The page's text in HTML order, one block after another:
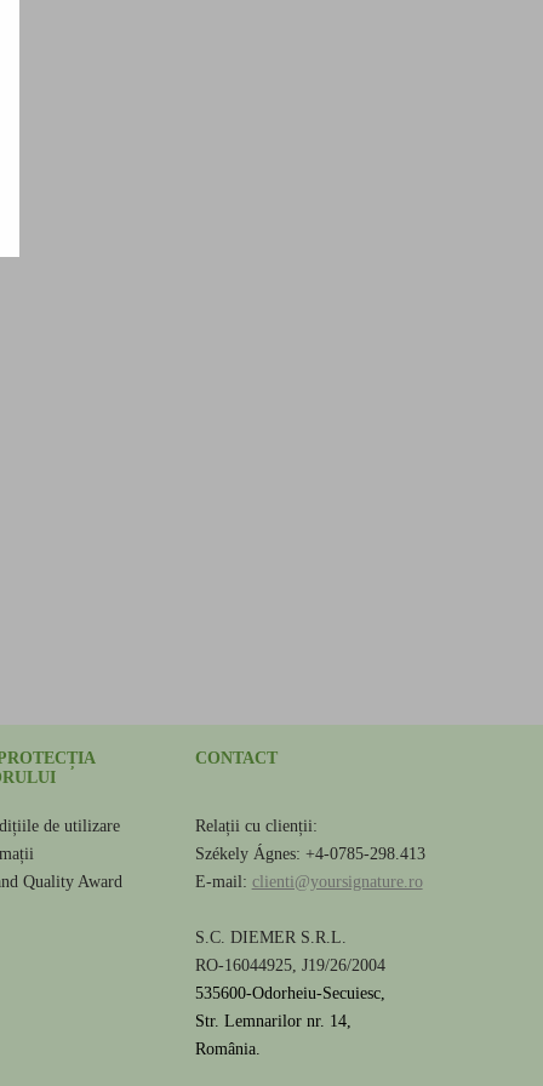
de utilizare
Quality Award
CONTACT
Relații cu clienții:
Székely Ágnes: +4-0785-298.413
E-mail: clienti@yoursignature.ro
S.C. DIEMER S.R.L.
RO-16044925, J19/26/2004
535600-Odorheiu-Secuiesc,
Str. Lemnarilor nr. 14,
România.